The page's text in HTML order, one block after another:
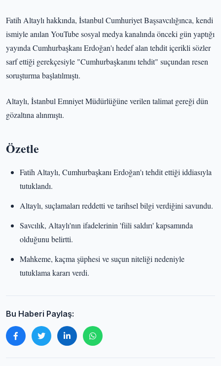
Fatih Altaylı hakkında, İstanbul Cumhuriyet Başsavcılığınca, kendi
ismiyle anılan YouTube sosyal medya kanalında önceki gün yaptığı
yayında Cumhurbaşkanı Erdoğan'ı hedef alan tehdit içerikli sözler
sarf ettiği gerekçesiyle "Cumhurbaşkanını tehdit" suçundan resen
soruşturma başlatılmıştı.
Altaylı, İstanbul Emniyet Müdürlüğüne verilen talimat gereği dün
gözaltına alınmıştı.
Özetle
Fatih Altaylı, Cumhurbaşkanı Erdoğan'ı tehdit ettiği iddiasıyla
tutuklandı.
Altaylı, suçlamaları reddetti ve tarihsel bilgi verdiğini savundu.
Savcılık, Altaylı'nın ifadelerinin 'fiili saldırı' kapsamında
olduğunu belirtti.
Mahkeme, kaçma şüphesi ve suçun niteliği nedeniyle
tutuklama kararı verdi.
Bu Haberi Paylaş: